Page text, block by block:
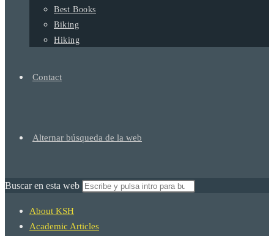
Best Books
Biking
Hiking
Contact
Alternar búsqueda de la web
Buscar en esta web
About KSH
Academic Articles